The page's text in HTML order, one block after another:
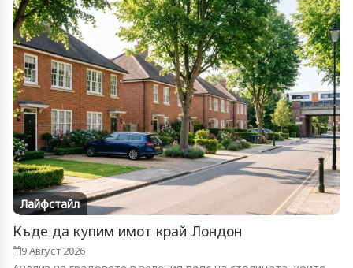
Лайфстайл
Къде да купим имот край Лондон
9 Август 2026